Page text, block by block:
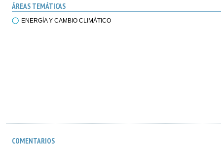
ÁREAS TEMÁTICAS
ENERGÍA Y CAMBIO CLIMÁTICO
COMENTARIOS